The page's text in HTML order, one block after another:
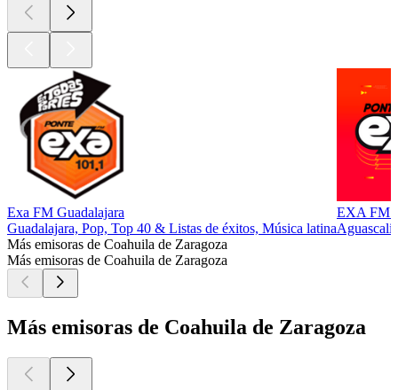
Exa FM Guadalajara
Guadalajara, Pop, Top 40 & Listas de éxitos, Música latina
EXA FM
Más emisoras de Coahuila de Zaragoza
Más emisoras de Coahuila de Zaragoza
Más emisoras de Coahuila de Zaragoza